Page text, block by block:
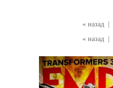
« назад
« назад